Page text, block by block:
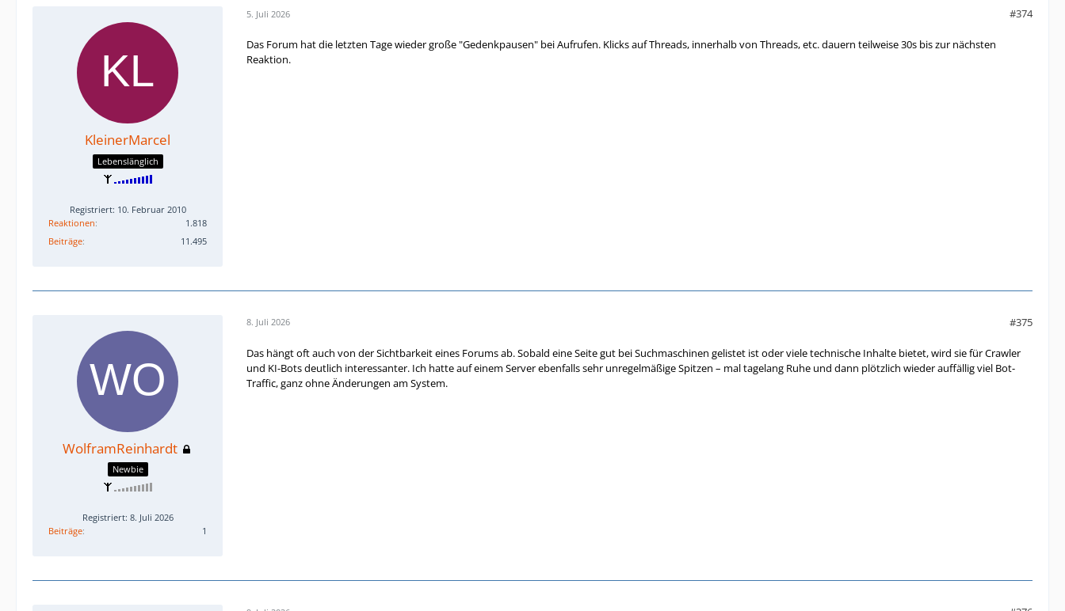
KleinerMarcel
Lebenslänglich
Registriert: 10. Februar 2010
Reaktionen
1.818
Beiträge
11.495
5. Juli 2026 #374
Das Forum hat die letzten Tage wieder große "Gedenkpausen" bei Aufrufen. Klicks auf Threads, innerhalb von Threads, etc. dauern teilweise 30s bis zur nächsten
Reaktion.
WolframReinhardt
Newbie
Registriert: 8. Juli 2026
Beiträge
1
8. Juli 2026 #375
Das hängt oft auch von der Sichtbarkeit eines Forums ab. Sobald eine Seite gut bei Suchmaschinen gelistet ist oder viele technische Inhalte bietet, wird sie für Crawler
und KI-Bots deutlich interessanter. Ich hatte auf einem Server ebenfalls sehr unregelmäßige Spitzen – mal tagelang Ruhe und dann plötzlich wieder auffällig viel Bot-
Traffic, ganz ohne Änderungen am System.